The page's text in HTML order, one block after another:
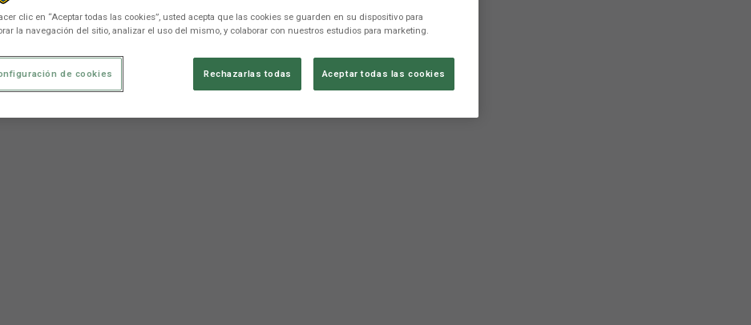
clic en “Aceptar todas las cookies”, usted acepta que las cookies se guarden en su dispositivo para
la navegación del sitio, analizar el uso del mismo, y colaborar con nuestros estudios para marketing.
Rechazarlas todas Aceptar todas las cookies
de cookies